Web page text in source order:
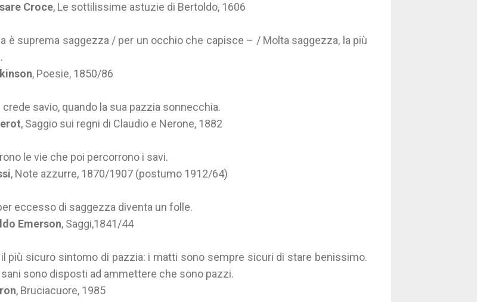
Croce, Le sottilissime astuzie di Bertoldo, 1606
è suprema saggezza / per un occhio che capisce – / Molta saggezza, la più
, Poesie, 1850/86
savio, quando la sua pazzia sonnecchia.
, Saggio sui regni di Claudio e Nerone, 1882
le vie che poi percorrono i savi.
, Note azzurre, 1870/1907 (postumo 1912/64)
eccesso di saggezza diventa un folle.
Emerson, Saggi,1841/44
più sicuro sintomo di pazzia: i matti sono sempre sicuri di stare benissimo.
sono disposti ad ammettere che sono pazzi.
, Bruciacuore, 1985